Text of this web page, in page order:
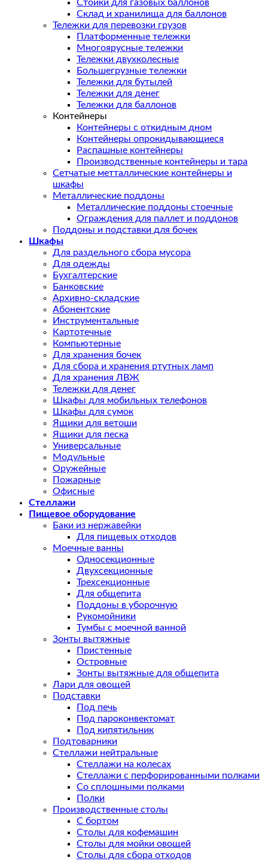
Стойки для газовых баллонов
Склад и хранилища для баллонов
Тележки для перевозки грузов
Платформенные тележки
Многоярусные тележки
Тележки двухколесные
Большегрузные тележки
Тележки для бутылей
Тележки для денег
Тележки для баллонов
Контейнеры
Контейнеры с откидным дном
Контейнеры опрокидывающиеся
Распашные контейнеры
Производственные контейнеры и тара
Сетчатые метталлические контейнеры и
шкафы
Металлические поддоны
Металлические поддоны стоечные
Ограждения для паллет и поддонов
Поддоны и подставки для бочек
Шкафы
Для раздельного сбора мусора
Для одежды
Бухгалтерские
Банковские
Архивно-складские
Абонентские
Инструментальные
Картотечные
Компьютерные
Для хранения бочек
Для сбора и хранения ртутных ламп
Для хранения ЛВЖ
Тележки для денег
Шкафы для мобильных телефонов
Шкафы для сумок
Ящики для ветоши
Ящики для песка
Универсальные
Модульные
Оружейные
Пожарные
Офисные
Стеллажи
Пищевое оборудование
Баки из нержавейки
Для пищевых отходов
Моечные ванны
Односекционные
Двухсекционные
Трехсекционные
Для общепита
Поддоны в уборочную
Рукомойники
Тумбы с моечной ванной
Зонты вытяжные
Пристенные
Островные
Зонты вытяжные для общепита
Лари для овощей
Подставки
Под печь
Под пароконвектомат
Под кипятильник
Подтоварники
Стеллажи нейтральные
Стеллажи на колесах
Стеллажи с перфорированными полками
Со сплошными полками
Полки
Производственные столы
С бортом
Столы для кофемашин
Столы для мойки овощей
Столы для сбора отходов